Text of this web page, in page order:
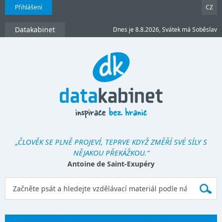
Přihlášení CZ
Datakabinet Dnes je 8.8.2026, Svátek má Soběslav
„ČLOVĚK SE PLNĚ PROJEVÍ, TEPRVE KDYŽ ZMĚŘÍ SVÉ SÍLY S
NĚJAKOU PŘEKÁŽKOU.“
Antoine de Saint-Exupéry